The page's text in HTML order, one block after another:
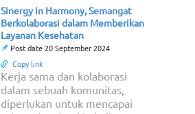
Sinergy in Harmony, Semangat
Berkolaborasi dalam Memberikan
Layanan Kesehatan
Post date 20 September 2024
Copy link
Kerja sama dan kolaborasi
dalam sebuah komunitas,
diperlukan untuk mencapai